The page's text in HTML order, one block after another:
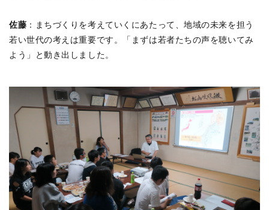
佐藤 ：まちづくりを考えていくにあたって、地域の未来を担う
若い世代の考えは重要です。「まずは若者たちの声を聴いてみ
よう」と動き出しました。